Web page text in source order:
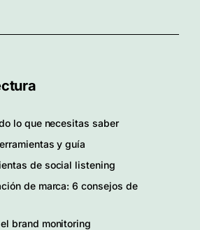
lo que necesitas saber
y guía
de social listening
de marca: 6 consejos de
brand monitoring